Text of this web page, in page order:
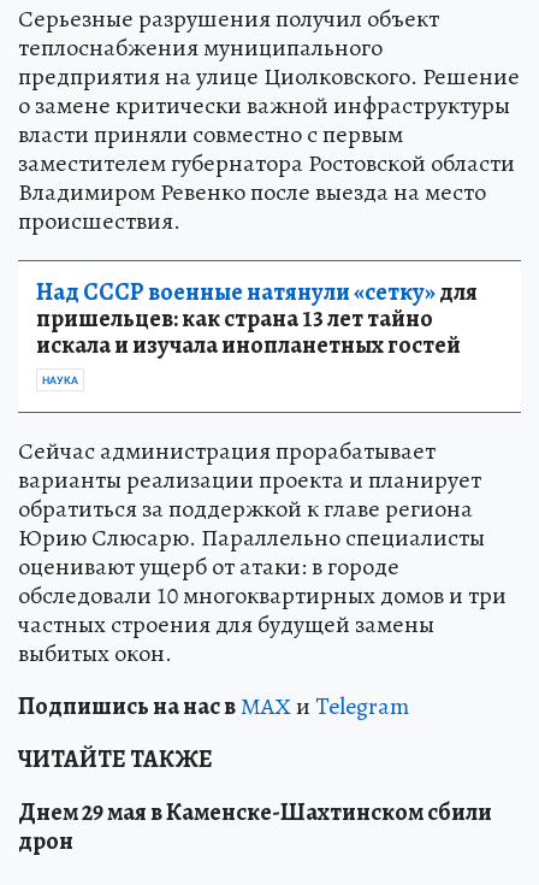
Серьезные разрушения получил объект
теплоснабжения муниципального
предприятия на улице Циолковского. Решение
о замене критически важной инфраструктуры
власти приняли совместно с первым
заместителем губернатора Ростовской области
Владимиром Ревенко после выезда на место
происшествия.
Над СССР военные натянули «сетку»для
пришельцев: как страна 13 лет тайно
искала и изучала инопланетных гостей
НАУКА
Сейчас администрация прорабатывает
варианты реализации проекта и планирует
обратиться за поддержкой к главе региона
Юрию Слюсарю. Параллельно специалисты
оценивают ущерб от атаки: в городе
обследовали 10 многоквартирных домов и три
частных строения для будущей замены
выбитых окон.
Подпишись на нас вМАХиTelegram
ЧИТАЙТЕ ТАКЖЕ
Днем 29 мая в Каменске-Шахтинском сбили
дрон